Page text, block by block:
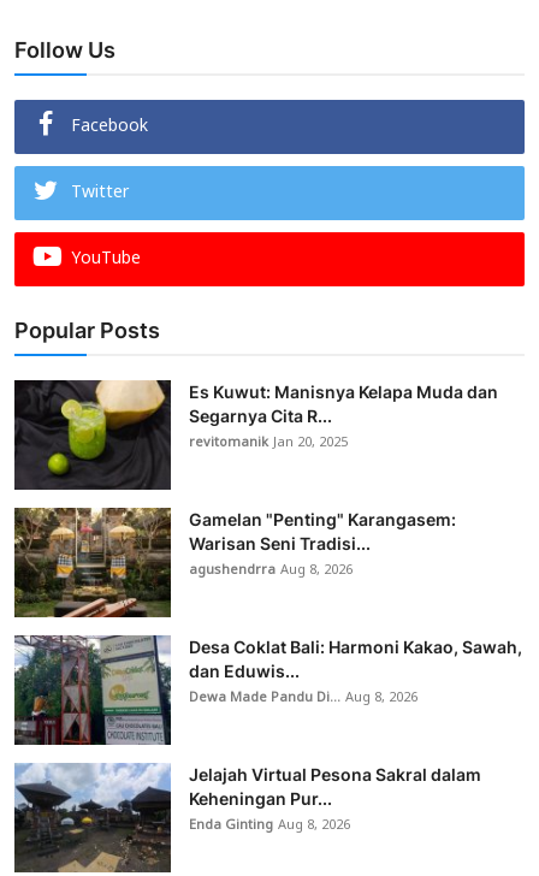
Follow Us
Facebook
Twitter
YouTube
Popular Posts
Es Kuwut: Manisnya Kelapa Muda dan
Segarnya Cita R...
revitomanikJan 20, 2025
Gamelan "Penting" Karangasem:
Warisan Seni Tradisi...
agushendrraAug 8, 2026
Desa Coklat Bali: Harmoni Kakao, Sawah,
dan Eduwis...
Dewa Made Pandu Di...Aug 8, 2026
Jelajah Virtual Pesona Sakral dalam
Keheningan Pur...
Enda GintingAug 8, 2026